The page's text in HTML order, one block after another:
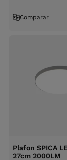
Comparar
Plafon SPICA
27cm 2000LM